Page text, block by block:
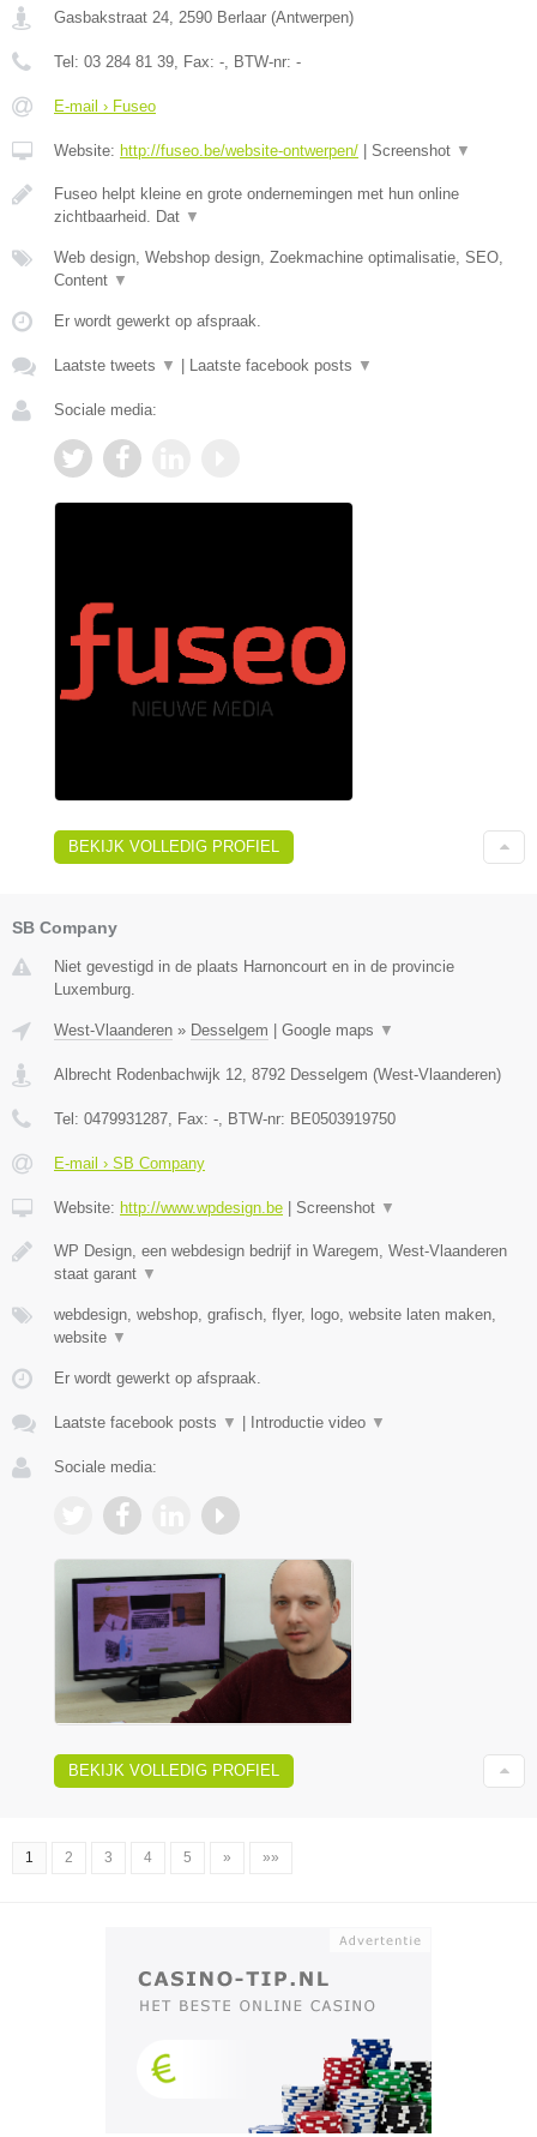
Gasbakstraat 24, 2590 Berlaar (Antwerpen)
Tel: 03 284 81 39, Fax: -, BTW-nr: -
E-mail › Fuseo
Website: http://fuseo.be/website-ontwerpen/ Screenshot ▼
Fuseo helpt kleine en grote ondernemingen met hun online
zichtbaarheid. Dat ▼
Web design, Webshop design, Zoekmachine optimalisatie, SEO,
Content ▼
Er wordt gewerkt op afspraak.
Laatste tweets ▼ Laatste facebook posts ▼
Sociale media:
BEKIJK VOLLEDIG PROFIEL
SB Company
Niet gevestigd in de plaats Harnoncourt en in de provincie
Luxemburg.
West-Vlaanderen » Desselgem Google maps ▼
Albrecht Rodenbachwijk 12, 8792 Desselgem (West-Vlaanderen)
Tel: 0479931287, Fax: -, BTW-nr: BE0503919750
E-mail › SB Company
Website: http://www.wpdesign.be Screenshot ▼
WP Design, een webdesign bedrijf in Waregem, West-Vlaanderen
staat garant ▼
webdesign, webshop, grafisch, flyer, logo, website laten maken,
website ▼
Er wordt gewerkt op afspraak.
Laatste facebook posts ▼ Introductie video ▼
Sociale media:
BEKIJK VOLLEDIG PROFIEL
1 2 3 4 5 » »»